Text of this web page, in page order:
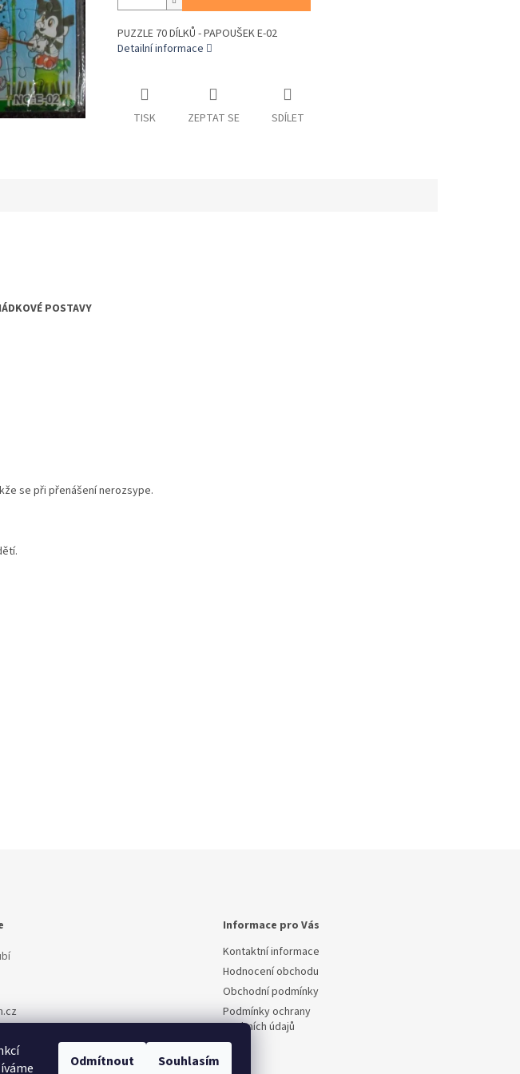
Odmítnout Souhlasím
PUZZLE 70 DÍLKŮ - PAPOUŠEK E-02
Detailní informace
TISK ZEPTAT SE SDÍLET
POSTAVY
se při přenášení nerozsype.
Informace pro Vás
Kontaktní informace
Hodnocení obchodu
Obchodní podmínky
Podmínky ochrany
osobních údajů